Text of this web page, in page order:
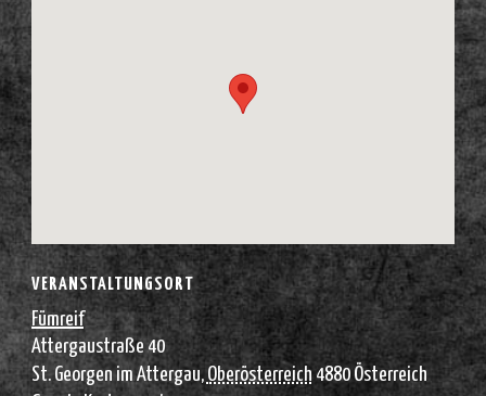
VERANSTALTUNGSORT
Fümreif
Attergaustraße 40
St. Georgen im Attergau, Oberösterreich 4880 Österreich